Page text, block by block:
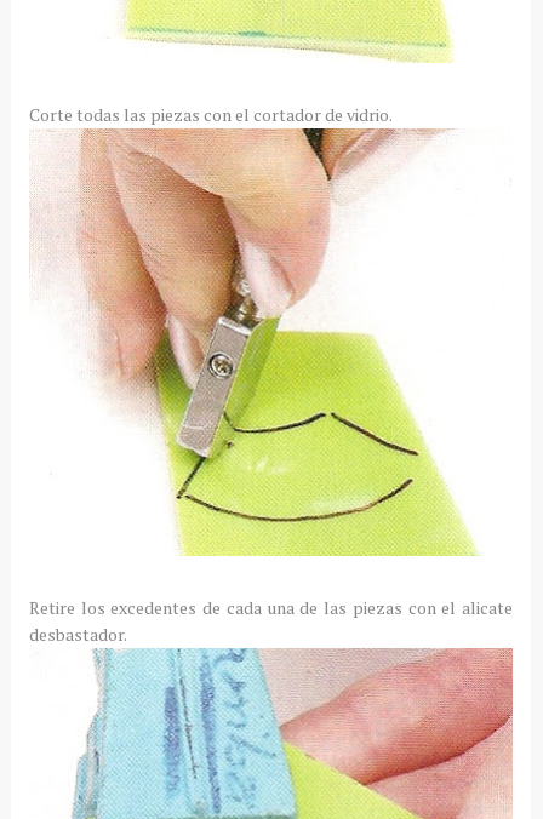
Corte todas las piezas con el cortador de vidrio.
Retire los excedentes de cada una de las piezas con el alicate
desbastador.